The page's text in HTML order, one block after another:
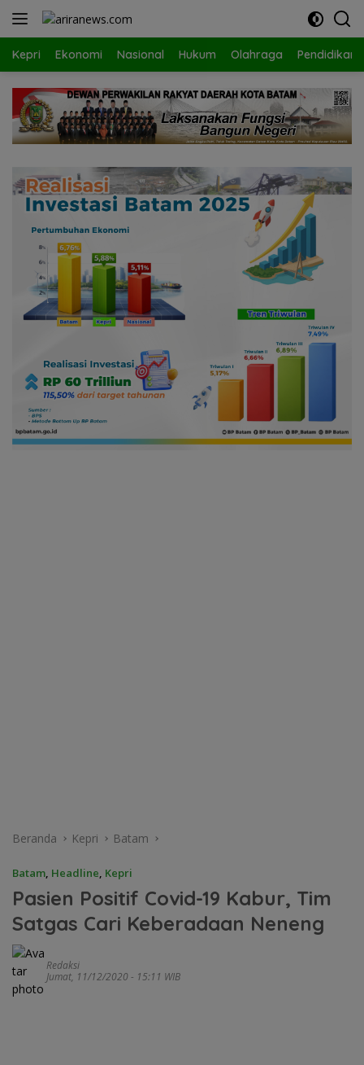
Langsung
Kepri Ekonomi Nasional Hukum Olahraga Pendidikan
Beranda Kepri Batam
Batam, Headline, Kepri
Pasien Positif Covid-19 Kabur, Tim
Satgas Cari Keberadaan Neneng
Redaksi
Jumat, 11/12/2020 - 15:11 WIB